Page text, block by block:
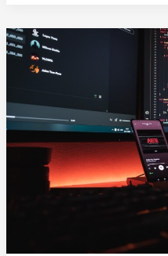
:
grille,
évolution
perspectives
en
2026